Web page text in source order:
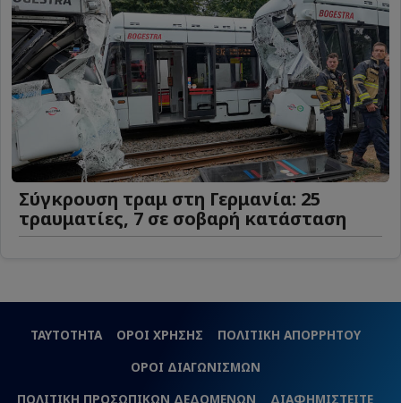
Σύγκρουση τραμ στη Γερμανία: 25
τραυματίες, 7 σε σοβαρή κατάσταση
ΤΑΥΤΟΤΗΤΑ ΟΡΟΙ ΧΡΗΣΗΣ
ΠΟΛΙΤΙΚΗ ΑΠΟΡΡΗΤΟΥ
ΟΡΟΙ ΔΙΑΓΩΝΙΣΜΩΝ
ΠΟΛΙΤΙΚΗ ΠΡΟΣΩΠΙΚΩΝ ΔΕΔΟΜΕΝΩΝ
ΔΙΑΦΗΜΙΣΤΕΙΤΕ